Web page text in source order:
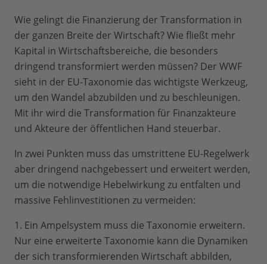
Wie gelingt die Finanzierung der Transformation in
der ganzen Breite der Wirtschaft? Wie fließt mehr
Kapital in Wirtschaftsbereiche, die besonders
dringend transformiert werden müssen? Der WWF
sieht in der EU-Taxonomie das wichtigste Werkzeug,
um den Wandel abzubilden und zu beschleunigen.
Mit ihr wird die Transformation für Finanzakteure
und Akteure der öffentlichen Hand steuerbar.
In zwei Punkten muss das umstrittene EU-Regelwerk
aber dringend nachgebessert und erweitert werden,
um die notwendige Hebelwirkung zu entfalten und
massive Fehlinvestitionen zu vermeiden:
1. Ein Ampelsystem muss die Taxonomie erweitern.
Nur eine erweiterte Taxonomie kann die Dynamiken
der sich transformierenden Wirtschaft abbilden,